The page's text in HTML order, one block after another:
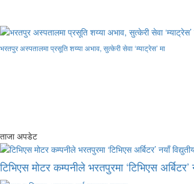
भरतपुर अस्पतालमा प्रसूति शय्या अभाव, सुत्केरी सेवा ‘म्याट्रेस’ मा
ताजा अपडेट
टिभिएस मोटर कम्पनीले भरतपुरमा ‘टिभिएस